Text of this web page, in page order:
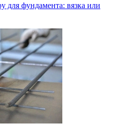
для фундамента: вязка или